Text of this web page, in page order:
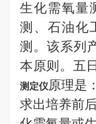
生化需氧量
测、石油化
测。该系列
本原则。五
测定仪原理是
求出培养前